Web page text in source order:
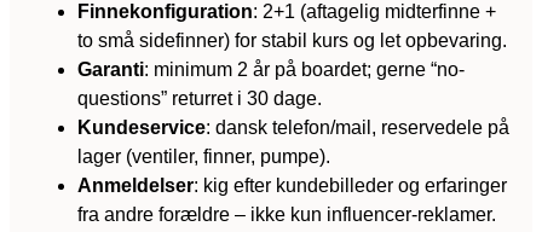
Finnekonfiguration: 2+1 (aftagelig midterfinne +
to små sidefinner) for stabil kurs og let opbevaring.
Garanti: minimum 2 år på boardet; gerne “no-
questions” returret i 30 dage.
Kundeservice: dansk telefon/mail, reservedele på
lager (ventiler, finner, pumpe).
Anmeldelser: kig efter kundebilleder og erfaringer
fra andre forældre – ikke kun influencer-reklamer.